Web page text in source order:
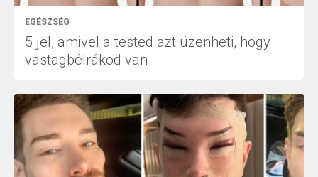
EGÉSZSÉG
5 jel, amivel a tested azt üzenheti, hogy
vastagbélrákod van